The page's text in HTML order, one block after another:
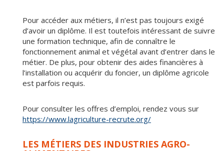
Pour accéder aux métiers, il n’est pas toujours exigé
d’avoir un diplôme. Il est toutefois intéressant de suivre
une formation technique, afin de connaître le
fonctionnement animal et végétal avant d’entrer dans le
métier. De plus, pour obtenir des aides financières à
l’installation ou acquérir du foncier, un diplôme agricole
est parfois requis.
Pour consulter les offres d’emploi, rendez vous sur
https://www.lagriculture-recrute.org/
LES MÉTIERS DES INDUSTRIES AGRO-